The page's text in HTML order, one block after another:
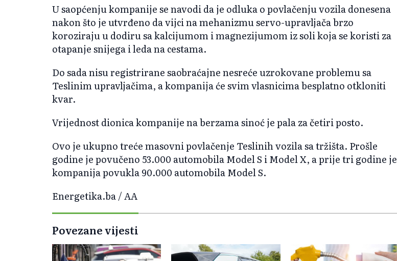
U saopćenju kompanije se navodi da je odluka o povlačenju vozila donesena
nakon što je utvrđeno da vijci na mehanizmu servo-upravljača brzo
koroziraju u dodiru sa kalcijumom i magnezijumom iz soli koja se koristi za
otapanje snijega i leda na cestama.
Do sada nisu registrirane saobraćajne nesreće uzrokovane problemu sa
Teslinim upravljačima, a kompanija će svim vlasnicima besplatno otkloniti
kvar.
Vrijednost dionica kompanije na berzama sinoć je pala za četiri posto.
Ovo je ukupno treće masovni povlačenje Teslinih vozila sa tržišta. Prošle
godine je povučeno 53.000 automobila Model S i Model X, a prije tri godine je
kompanija povukla 90.000 automobila Model S.
Energetika.ba / AA
Povezane vijesti